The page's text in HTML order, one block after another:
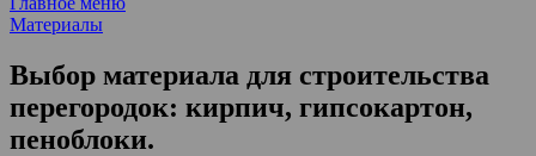
Материалы
Выбор материала для строительства
перегородок: кирпич, гипсокартон,
пеноблоки.